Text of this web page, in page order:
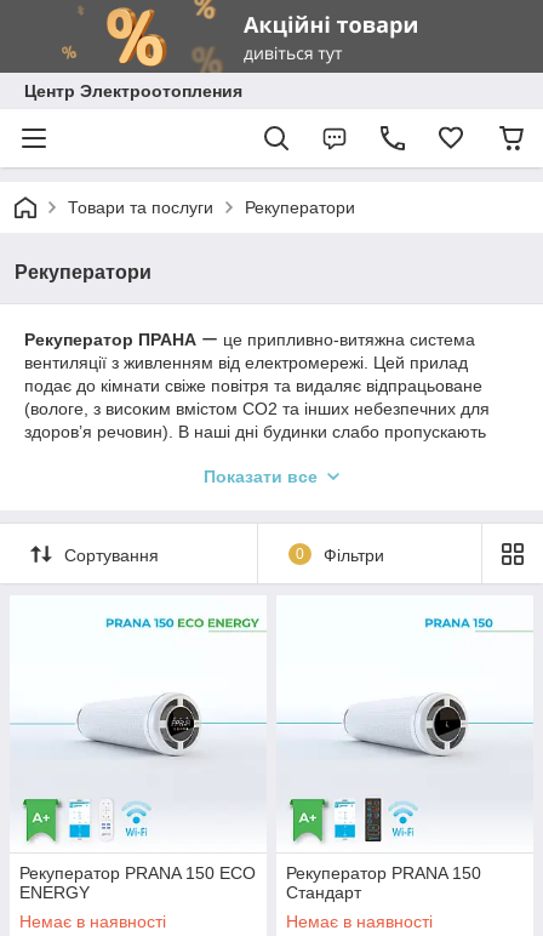
Центр Электроотопления
Товари та послуги Рекуператори
Рекуператори
Рекуператор ПРАНА ー це припливно-витяжна система
вентиляції з живленням від електромережі. Цей прилад
подає до кімнати свіже повітря та видаляє відпрацьоване
(вологе, з високим вмістом СО2 та інших небезпечних для
здоров’я речовин). В наші дні будинки слабо пропускають
проблеми з мікрокліматом (сирість, надлишкова вологість
приміщенні). Рекуператор являється повноцінною системою
вентиляції приміщень, яка збалансовує мікроклімат та
внормовує рівень відносної вологості повітря ー це
відкривання вікон, рекуператор зберігає комфортну
приміщенні завдяки високому
Припливно-витяжна
ー популярний у наш час вид
вентиляції, який забезпечує одночасний або поперемінний
приплив свіжого та витяжку відпрацьованого повітря.
рекуператори PRANA відносяться до припливно-витяжних
повітря, що робить їх оптимальним типом вентиляції для
приміщень різного призначення: житлових, офісних,
навчальних, медичних, комерційних, промислових та ін.
Якщо ви прийняли рішення купити рекуператор ПРАНА,
радимо приділити увагу вибору необхідної моделі
обладнання, орієнтуючись на особливості приміщення
Показати все
Сортування 0 Фільтри
Рекуператор PRANA 150 ECO
ENERGY
Немає в наявності
Рекуператор PRANA 150
Стандарт
Немає в наявності